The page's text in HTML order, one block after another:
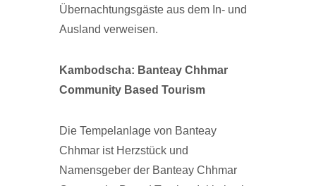
Übernachtungsgäste aus dem In- und
Ausland verweisen.
Kambodscha: Banteay Chhmar
Community Based Tourism
Die Tempelanlage von Banteay
Chhmar ist Herzstück und
Namensgeber der Banteay Chhmar